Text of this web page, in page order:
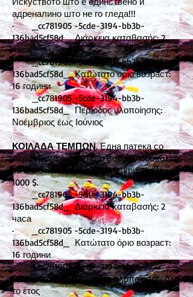
адреналино што не го гледа!!!
· _cc781905 -5cde-3194-bb3b-
136bad5cf58d_ Διάρκεια καταβασής: 2
часа
· _cc781905 -5cde-3194-bb3b-
136bad5cf58d_ Κατώτατο όριο возраст:
16 години
· _cc781905 -5cde-3194-bb3b-
136bad5cf58d_ Περίοδος υλοποίησης:
Νοέμβριος έως Ιούνιος
ΚΟΙΛΑΔΑ ΤΕΜΠΩΝ. Една патека со
περάσματα 1ου και 2ου βαθμού δυσκολίας
за оние кои сакаат да ги откријат тајните
1000 $.
· _cc781905 -5cde-3194-bb3b-
136bad5cf58d_ Διάρκεια καταβασής: 2
часа
· _cc781905 -5cde-3194-bb3b-
136bad5cf58d_ Κατώτατο όριο возраст:
16 години
· _cc781905 -5cde-3194-bb3b-
136bad5cf58d_ Περίοδος υλοποίησης: όλο
το έτος